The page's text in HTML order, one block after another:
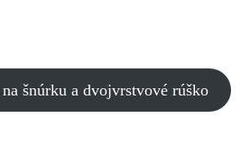
šnúrku a dvojvrstvové rúško